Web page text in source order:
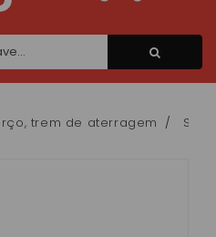
trem de aterragem